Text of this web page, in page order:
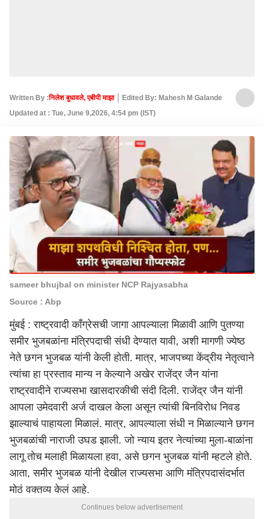
Written By :निलेश बुधावले, एबीपी माझा
Edited By: Mahesh M Galande
Updated at : Tue, June 9,2026, 4:54 pm (IST)
sameer bhujbal on minister NCP Rajyasabha
Source : Abp
मुंबई: राष्ट्रवादी काँग्रेसची जागा आपल्याला मिळावी आणि पुतण्या
समीर भुजबळांना मंत्रि‍पदाची संधी देण्यात यावी, अशी मागणी ज्येष्ठ
नेते छगन भुजबळ यांनी केली होती. मात्र, भाजपच्या केंद्रीय नेतृत्वाने
त्यांचा हा प्रस्ताव मान्य न केल्याने अखेर राजेंद्र जैन यांना
राष्ट्रवादीने राज्यसभा खासदारकीची संदी दिली. राजेंद्र जैन यांनी
आपला उमेदवारी अर्ज दाखल केला असून त्यांची बिनविरोध निवड
झाल्याचं पाहायला मिळालं. मात्र, आपल्याला संधी न मिळाल्याने छगन
भुजबळांची नाराजी उघड झाली. जो न्याय इतर नेत्यांच्या मुला-बाळांना
लागू तोच मलाही मिळायला हवा, असे छगन भुजबळ यांनी म्हटले होते.
आता, समीर भुजबळ यांनी देखील राज्यसभा आणि मंत्रिपदासंदर्भात
मोठं वक्तव्य केलं आहे.
Continues below advertisement